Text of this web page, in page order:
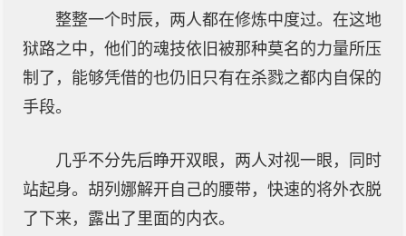
整整一个时辰，两人都在修炼中度过。在这地
狱路之中，他们的魂技依旧被那种莫名的力量所压
制了，能够凭借的也仍旧只有在杀戮之都内自保的
手段。
几乎不分先后睁开双眼，两人对视一眼，同时
站起身。胡列娜解开自己的腰带，快速的将外衣脱
了下来，露出了里面的内衣。